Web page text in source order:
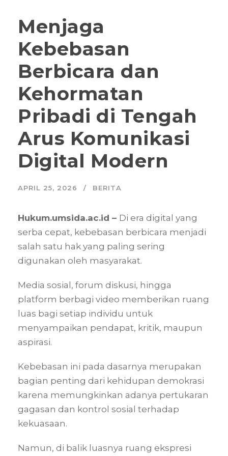
Menjaga
Kebebasan
Berbicara dan
Kehormatan
Pribadi di Tengah
Arus Komunikasi
Digital Modern
APRIL 25, 2026 BERITA
Hukum.umsida.ac.id – Di era digital yang
serba cepat, kebebasan berbicara menjadi
salah satu hak yang paling sering
digunakan oleh masyarakat.
Media sosial, forum diskusi, hingga
platform berbagi video memberikan ruang
luas bagi setiap individu untuk
menyampaikan pendapat, kritik, maupun
aspirasi.
Kebebasan ini pada dasarnya merupakan
bagian penting dari kehidupan demokrasi
karena memungkinkan adanya pertukaran
gagasan dan kontrol sosial terhadap
kekuasaan.
Namun, di balik luasnya ruang ekspresi